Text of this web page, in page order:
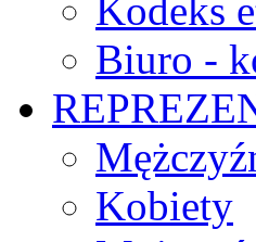
Kodeks
Biuro -
Kobiety